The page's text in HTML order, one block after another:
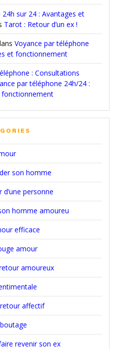
sur 24 : Avantages et
Tarot : Retour d’un ex !
Voyance par téléphone
et fonctionnement
: Consultations
par téléphone 24h/24 :
son homme
d’une personne
homme amoureu
efficace
amour
amoureux
affectif
revenir son ex